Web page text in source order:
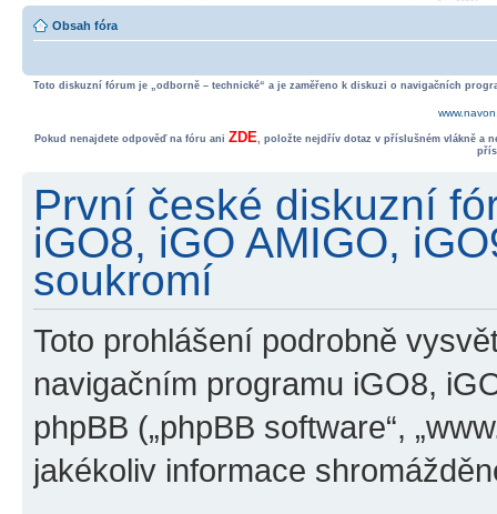
Obsah fóra
Toto diskuzní fórum je „odborně – technické“ a je zaměřeno k diskuzi o navigačních
Pokud nenajdete odpověď na fóru ani ZDE, položte nejdřív dotaz v příslušném vlákně a
První české diskuzní
iGO8, iGO AMIGO,
soukromí
Toto prohlášení podrobně
navigačním programu iGO8,
phpBB („phpBB software“,
jakékoliv informace